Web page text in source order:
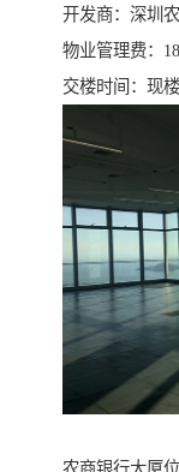
开发商：深圳
物业管理费：
交楼时间：现楼